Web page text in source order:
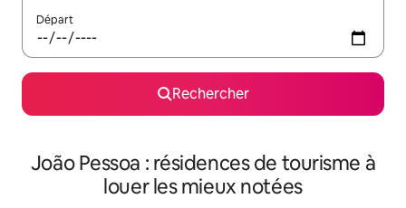
Départ
Rechercher
João Pessoa : résidences de tourisme à
louer les mieux notées